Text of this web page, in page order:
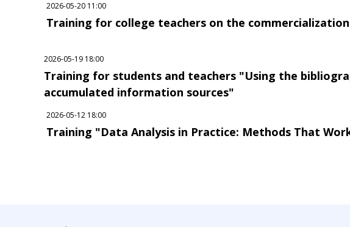
2026-05-20 11:00
Training for college teachers on the
2026-05-19 18:00
Training for students and teachers "Using the
accumulated information sources"
2026-05-12 18:00
Training "Data Analysis in Practice: Methods That